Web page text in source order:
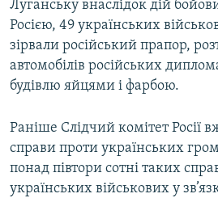
Луганську внаслідок дій
Росією, 49 українських
зірвали російський прапор,
автомобілів російських
будівлю яйцями і фарбою.
Раніше Слідчий комітет Росії
справи проти українських
понад півтори сотні таких
українських військових у